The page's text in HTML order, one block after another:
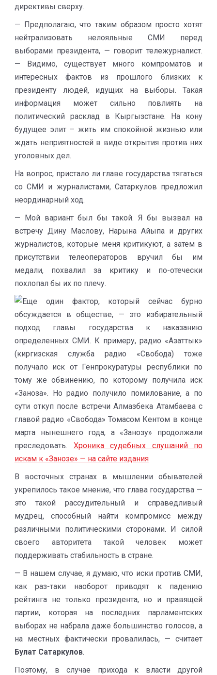
директивы сверху.
— Предполагаю, что таким образом просто хотят
нейтрализовать нелояльные СМИ перед
выборами президента, — говорит тележурналист.
— Видимо, существует много компроматов и
интересных фактов из прошлого близких к
президенту людей, идущих на выборы. Такая
информация может сильно повлиять на
политический расклад в Кыргызстане. На кону
будущее элит – жить им спокойной жизнью или
ждать неприятностей в виде открытия против них
уголовных дел.
На вопрос, пристало ли главе государства тягаться
со СМИ и журналистами, Сатаркулов предложил
неординарный ход.
— Мой вариант был бы такой. Я бы вызвал на
встречу Дину Маслову, Нарына Айыпа и других
журналистов, которые меня критикуют, а затем в
присутствии телеоператоров вручил бы им
медали, похвалил за критику и по-отечески
похлопал бы их по плечу.
Еще один фактор, который сейчас бурно
обсуждается в обществе, — это избирательный
подход главы государства к наказанию
определенных СМИ. К примеру, радио «Азаттык»
(киргизская служба радио «Свобода) тоже
получало иск от Генпрокуратуры республики по
тому же обвинению, по которому получила иск
«Заноза». Но радио получило помилование, а по
сути откуп после встречи Алмазбека Атамбаева с
главой радио «Свобода» Томасом Кентом в конце
марта нынешнего года, а «Занозу» продолжали
преследовать. Хроника судебных слушаний по
искам к «Занозе» — на сайте издания
В восточных странах в мышлении обывателей
укрепилось такое мнение, что глава государства —
это такой рассудительный и справедливый
мудрец, способный найти компромисс между
различными политическими сторонами. И силой
своего авторитета такой человек может
поддерживать стабильность в стране.
— В нашем случае, я думаю, что иски против СМИ,
как раз-таки наоборот приводят к падению
рейтинга не только президента, но и правящей
партии, которая на последних парламентских
выборах не набрала даже большинство голосов, а
на местных фактически провалилась, — считает
Булат Сатаркулов.
Поэтому, в случае прихода к власти другой